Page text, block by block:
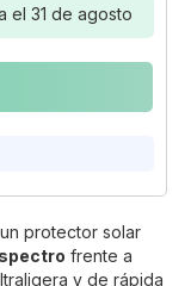
el 31 de agosto
protector solar
frente a
y de rápida